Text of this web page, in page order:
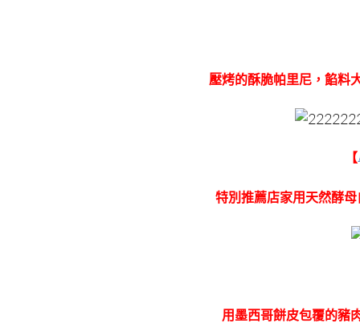
壓烤的酥脆帕里尼，餡料
【
特別推薦店家用天然酵
用墨西哥餅皮包覆的豬